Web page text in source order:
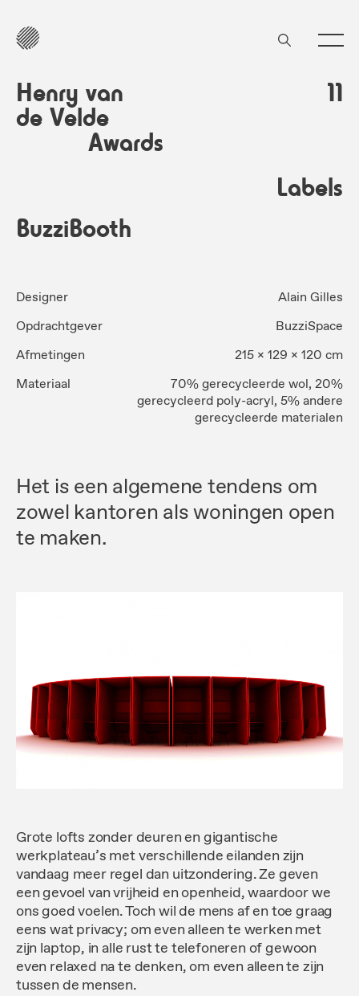
Henry van
de Velde
11
Awards
Labels
BuzziBooth
Designer
Alain Gilles
Opdrachtgever
BuzziSpace
Afmetingen
215 x 129 x 120 cm
Materiaal
70% gerecycleerde wol, 20%
gerecycleerd poly-acryl, 5% andere
gerecycleerde materialen
Het is een algemene tendens om
zowel kantoren als woningen open
te maken.
Grote lofts zonder deuren en gigantische
werkplateau’s met verschillende eilanden zijn
vandaag meer regel dan uitzondering. Ze geven
een gevoel van vrijheid en openheid, waardoor we
ons goed voelen. Toch wil de mens af en toe graag
eens wat privacy; om even alleen te werken met
zijn laptop, in alle rust te telefoneren of gewoon
even relaxed na te denken, om even alleen te zijn
tussen de mensen.